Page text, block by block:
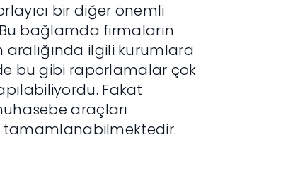
bir diğer önemli
bağlamda firmaların
ilgili kurumlara
bu gibi raporlamalar çok
Fakat
araçları
tamamlanabilmektedir.